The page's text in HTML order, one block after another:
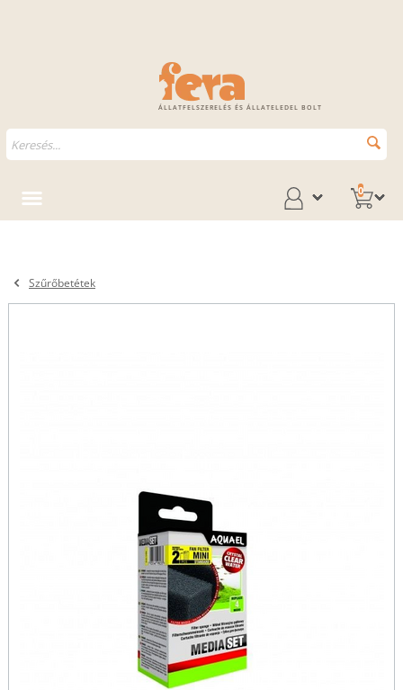
ÁLLATFELSZERELÉS ÉS ÁLLATELEDEL BOLT
0
Szűrőbetétek